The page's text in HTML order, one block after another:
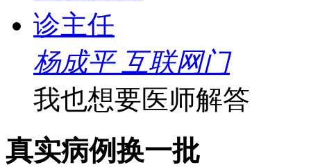
杨成平 互联网门
我也想要医师解答
真实病例换一批